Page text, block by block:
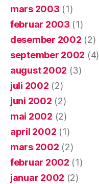
mars 2003 (1)
februar 2003 (1)
desember 2002 (2)
september 2002 (4)
august 2002 (3)
juli 2002 (2)
juni 2002 (2)
mai 2002 (2)
april 2002 (1)
mars 2002 (2)
februar 2002 (1)
januar 2002 (2)